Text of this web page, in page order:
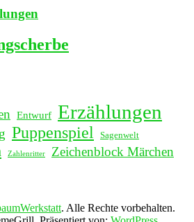
Entwurf Erzählungen
Puppenspiel Sagenwelt
Zahlenritter
Zeichenblock Märchen
. Alle Rechte vorbehalten.